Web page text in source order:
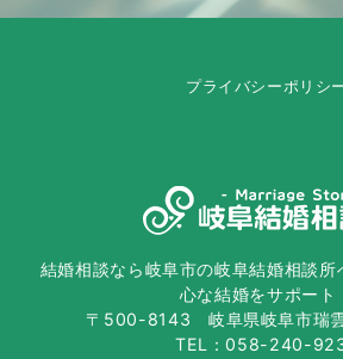
プライバシーポリシ
結婚相談なら岐阜市の岐阜結婚相談
心な結婚をサポート
〒500-8143 岐阜県岐阜市瑞
TEL：058-240-